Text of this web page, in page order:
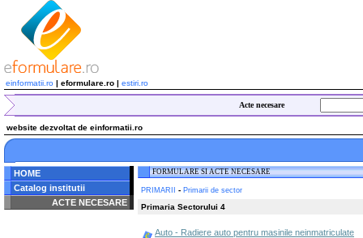
einformatii.ro | eformulare.ro | estiri.ro
Acte necesare
website dezvoltat de einformatii.ro
HOME
Catalog institutii
ACTE NECESARE
FORMULARE SI ACTE NECESARE
PRIMARII - Primarii de sector
Primaria Sectorului 4
Auto - Radiere auto pentru masinile neinmatriculate